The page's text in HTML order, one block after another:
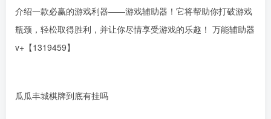
介绍一款必赢的游戏利器——游戏辅助器！它将帮助你打破游戏
瓶颈，轻松取得胜利，并让你尽情享受游戏的乐趣！ 万能辅助器
v+【1319459】
瓜瓜丰城棋牌到底有挂吗